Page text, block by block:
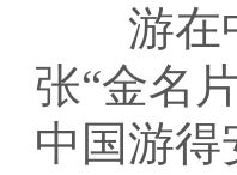
游在中
张“金名
中国游得